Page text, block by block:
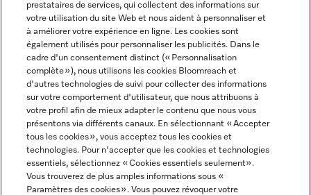
Informations légales
CGV
Miele sur Instagram
Miele sur Youtube
prestataires de services, qui collectent des informations sur
votre utilisation du site Web et nous aident à personnaliser et
à améliorer votre expérience en ligne. Les cookies sont
également utilisés pour personnaliser les publicités. Dans le
cadre d'un consentement distinct (« Personnalisation
complète »), nous utilisons les cookies Bloomreach et
d'autres technologies de suivi pour collecter des informations
sur votre comportement d'utilisateur, que nous attribuons à
votre profil afin de mieux adapter le contenu que nous vous
présentons via différents canaux. En sélectionnant « Accepter
tous les cookies », vous acceptez tous les cookies et
technologies. Pour n'accepter que les cookies et technologies
essentiels, sélectionnez « Cookies essentiels seulement».
Vous trouverez de plus amples informations sous «
Paramètres des cookies ». Vous pouvez révoquer votre